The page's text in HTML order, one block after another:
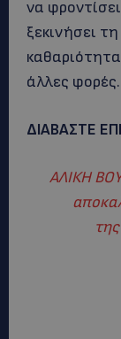
να
ξεκινήσει
άλλες φορές.
ΔΙΑΒΑΣΤΕ
ΑΛΙΚΗ